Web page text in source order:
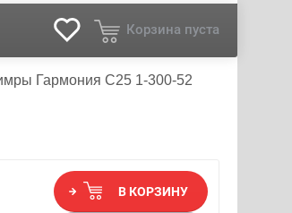
Корзина пуста
Гармония С25 1-300-52
В КОРЗИНУ